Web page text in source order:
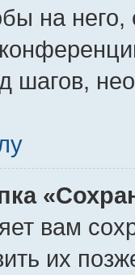
на
шагов,
вам
их